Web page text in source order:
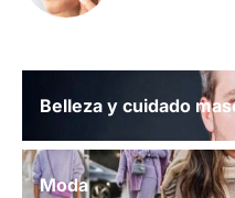
Belleza y cuidado
Moda